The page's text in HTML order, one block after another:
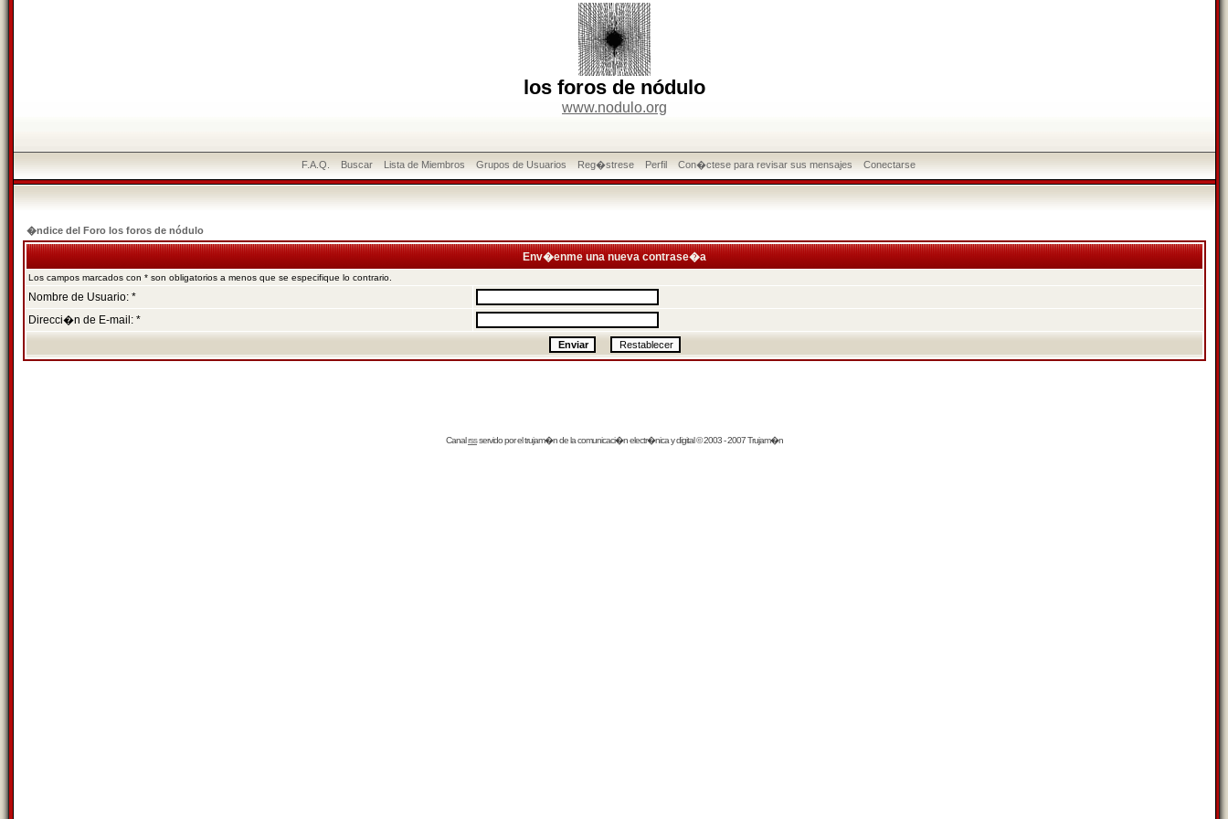
los foros de nódulo
www.nodulo.org
F.A.Q. Buscar Lista de Miembros Grupos de Usuarios Reg�strese Perfil Con�ctese para revisar sus mensajes Conectarse
�ndice del Foro los foros de nódulo
Env�enme una nueva contrase�a
Los campos marcados con * son obligatorios a menos que se especifique lo contrario.
Nombre de Usuario: *
Direcci�n de E-mail: *
Canalrssservido por eltrujam�nde la comunicaci�n electr�nica y digital © 2003 - 2007 Trujam�n